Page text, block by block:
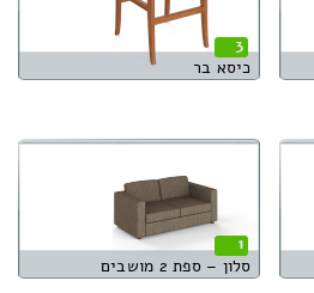
3
כיסא בר
1
סלון – ספת 2 מושבים